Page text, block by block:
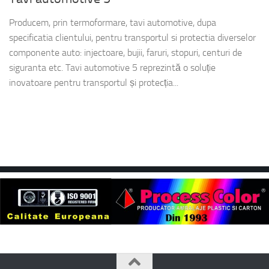
Producem, prin termoformare, tavi automotive, dupa
specificatia clientului, pentru transportul si protectia diverselor
componente auto: injectoare, bujii, faruri, stopuri, centuri de
siguranta etc. Tavi automotive 5 reprezintă o soluție
inovatoare pentru transportul și protecția...